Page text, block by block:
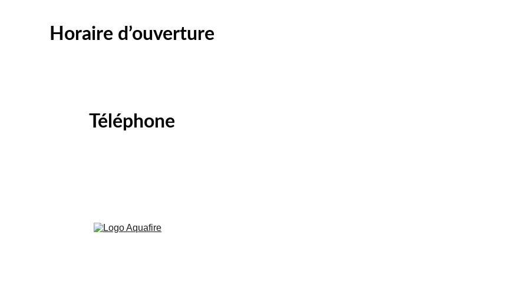
Horaire d’ouverture
Téléphone